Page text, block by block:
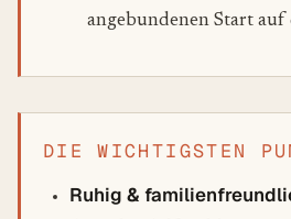
angebundenen Start auf
DIE WICHTIGSTEN
Ruhig &